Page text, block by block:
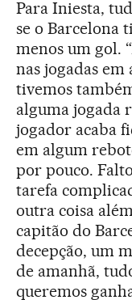
Para Iniesta,
se o Barcelona
menos um gol.
nas jogadas em
tivemos
alguma jogada
jogador acaba
em algum
por pouco.
tarefa
outra coisa
capitão do
decepção, um
de amanhã,
queremos